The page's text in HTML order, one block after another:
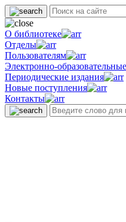
О библиотеке
Отделы
Пользователям
Электронно-
Периодические издания
Новые поступления
Контакты